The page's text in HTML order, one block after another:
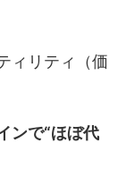
ィリティ（価
ンで“ほぼ代